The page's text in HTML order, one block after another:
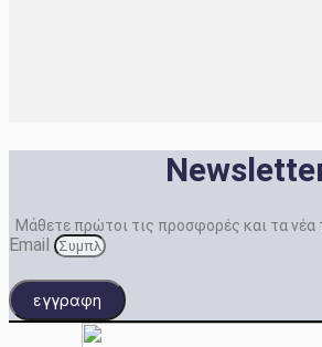
Μάθετε πρώτοι τις προσφορές και τα
Email
εγγραφη